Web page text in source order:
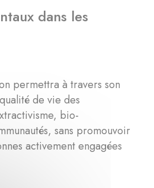
dans les
permettra à travers son
de vie des
bio-
sans promouvoir
activement engagées